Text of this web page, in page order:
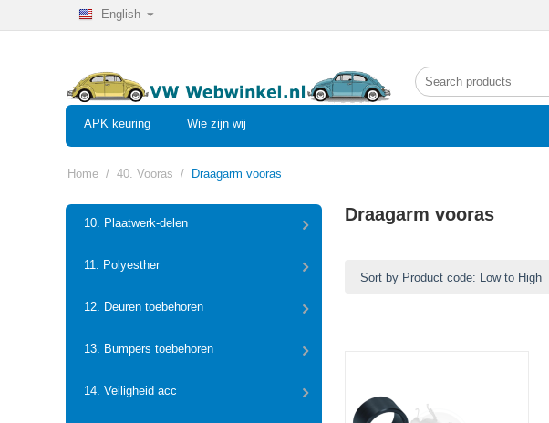
English
APK keuring Wie zijn wij
Home / 40. Vooras / Draagarm vooras
10. Plaatwerk-delen
11. Polyesther
12. Deuren toebehoren
13. Bumpers toebehoren
14. Veiligheid acc
Draagarm vooras
Sort by Product code: Low to High